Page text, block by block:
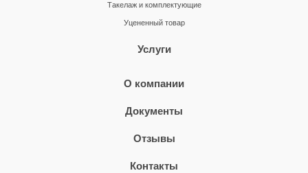
Такелаж и комплектующие
Уцененный товар
Услуги
О компании
Документы
Отзывы
Контакты